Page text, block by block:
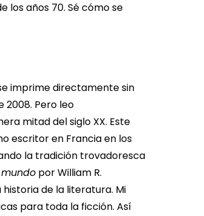
los años 70. Sé cómo se
imprime directamente sin
2008. Pero leo
mitad del siglo XX. Este
escritor en Francia en los
la tradición trovadoresca
por William R.
historia de la literatura. Mi
para toda la ficción. Así